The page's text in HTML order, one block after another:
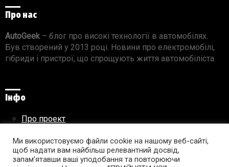
Про нас
AutoGeek– блог про високі технології в автомобілях.
Був створений у 2013 році. Новини про електромобілі,
гібриди і пристрої, що спрощують життя автомобіліста.
Інфо
Про проект
Правила використання матеріалів
Ми використовуємо файли cookie на нашому веб-сайті,
щоб надати вам найбільш релевантний досвід,
запам’ятавши ваші уподобання та повторюючи